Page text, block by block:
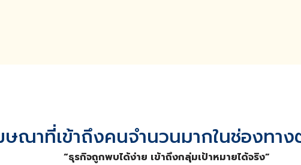
ษณาที่เข้าถึงคนจำนวนมากในช่องทา
“ธุรกิจถูกพบได้ง่าย เข้าถึงกลุ่มเป้าหมายได้จริง”